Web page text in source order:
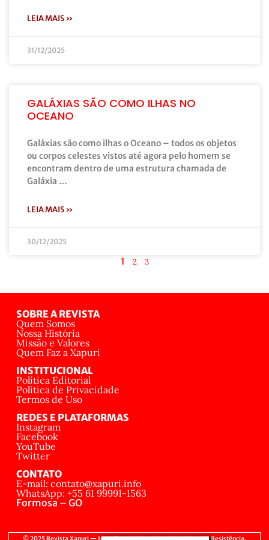
LEIA MAIS »
31/12/2025
GALÁXIAS SÃO COMO ILHAS NO
OCEANO
Galáxias são como ilhas o Oceano – todos os objetos
ou corpos celestes vistos até agora pelo homem se
encontram dentro de uma estrutura chamada de
Galáxia …
LEIA MAIS »
30/12/2025
1 2 3
SOBRE A REVISTA
Quem Somos
Nossa História
Missão e Valores
Quem Faz a Xapuri
INSTITUCIONAL
Política Editorial
Política de Privacidade
Termos de Uso
REDES E PLATAFORMAS
Instagram
Facebook
YouTube
Twitter
CONTATO
E-mail: contato@xapuri.info
WhatsApp: +55 61 99991-1563
Formosa – GO
© 2025 Revista Xapuri — Jornalismo Independente, Popular e de Resistência.